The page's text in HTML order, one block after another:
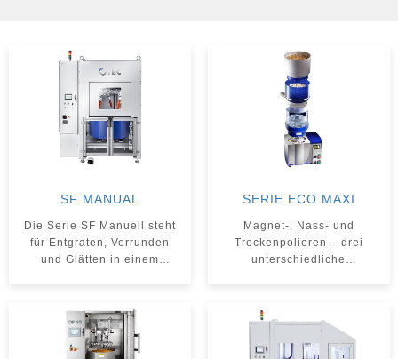
SF MANUAL
Die Serie SF Manuell steht
für Entgraten, Verrunden
und Glätten in einem
der Werkstückkonturen.
SERIE ECO MAXI
Magnet-, Nass- und
Trockenpolieren – drei
unterschiedliche